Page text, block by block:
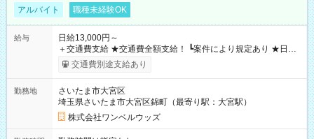
アルバイト 職種未経験OK
給与
日給13,000円～
＋交通費支給 ★交通費全額支給！ ┗案件により規定あり ★日払
いOK！（規定あり） ┗働いたその日に現金GET♪ お仕事後はコ
ンビニATMから 日払い分を引き落とせます！ 【試用期間】試
交通費別途支給あり
勤務地
さいたま市大宮区
埼玉県さいたま市大宮区錦町（最寄り駅：大宮駅）
株式会社ワンベルウッズ